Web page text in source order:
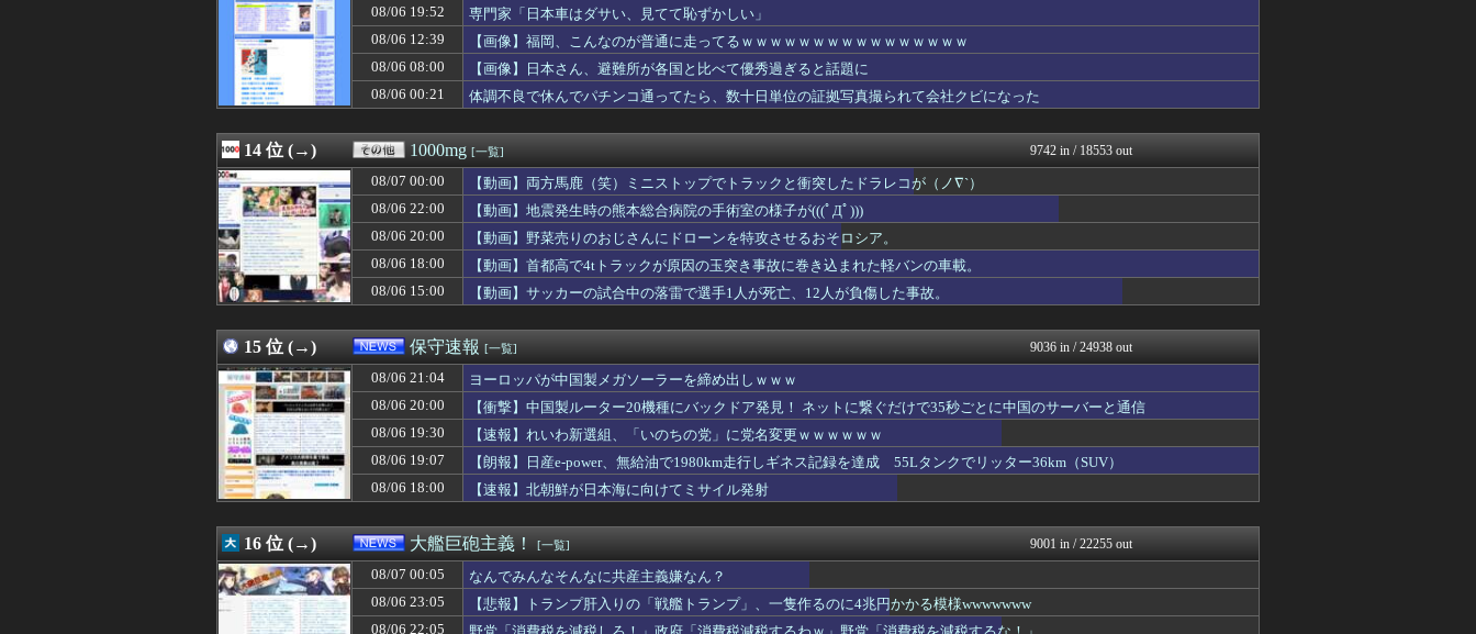
08/07 04:10
【画像】NHKに出た仙台育英の野球部JKマネージャー、ガチで可愛いぞ
08/07 04:10
【悲報】加藤小夏(おなつ)「演技中に惚れてしまった俳優がいる」
VIPPER速報
08/07 04:10
【悲報】妻の浮気、うつ病になった俺と子供に迫る危機…その理由がコレｗｗｗ
気団まとめ-噫無情-｜嫁・...
08/07 04:09
【福岡】西鉄、天神駅と薬院駅の駅構内で不審な音声（下ネタ）が流れる 第三者が不...
08/07 04:05
【画像】オタク「実際にプレイしたらわかるけどライザは友達って感じで性的な目では...
げぇ速
08/07 04:05
【画像】ボスJK、撮られるｗｗｗｗｗｗｗｗｗｗ
不思議.net - 5ch...
08/07 04:05
ケガが多かったプロ野球選手※多村仁志禁止
ツバメ速報＠ヤクルトスワロ...
08/07 04:05
【衝撃】きゃりーぱみゅぱみゅ 本名をさらりと告白
V系まとめ速報
08/07 04:05
取り放題でてんこ盛りにしてるのはまあ見かけるが持ち帰りはなしでしょう、、、
子育てちゃんねる
08/07 04:05
フラれるじゃなく、フる側の曲
08/07 04:05
【画像】エチビデ女優さん、番組の企画でハッスルしすぎてしまうｗｗｗｗｗｗ
08/07 04:03
【画像】森香澄さんのJK姿😍ｗｗ😍ｗ😍ｗｗｗ😍ｗｗｗｗｗｗ
いたしん！
08/07 04:03
【画像】元・小倉優香さん、水着グラビア復帰してシコらせにくるｗ
Zチャンネル＠VIP
08/07 04:03
【悲報】サイバーコネクトツーの松山氏、JUMP公式にブロックされるｗｗｗｗｗｗ...
08/07 04:02
三大傑作ゼルダライク「The Binding of Isaac」「ダークソウル...
08/07 04:01
【ウマ娘】アイちゃんとフサパンの水着、DKPIとDKPIが触れてる構図が良き…
ウマ娘まとめ速報うまろぐ
08/07 04:00
早食いしてる奴、マジでヤバイぞ・・・ オレ的ゲーム速報＠刃
08/06 19:52
専門家「日本車はダサい、見てて恥ずかしい」
08/06 12:39
【画像】福岡、こんなのが普通に走ってるｗｗｗｗｗｗｗｗｗｗｗｗｗｗｗｗ
08/06 08:00
【画像】日本さん、避難所が各国と比べて優秀過ぎると話題に
08/06 00:21
体調不良で休んでパチンコ通ってたら、数十日単位の証拠写真撮られて会社クビになった
14 位 (→) 1000mg [一覧] 9742 in / 18553 out
08/07 00:00
【動画】両方馬鹿（笑）ミニストップでトラックと衝突したドラレコが（ノ∇`）
08/06 22:00
【動画】地震発生時の熊本総合病院の手術室の様子が(((ﾟДﾟ)))
08/06 20:00
【動画】野菜売りのおじさんにドローンを特攻させるおそロシア。
08/06 18:00
【動画】首都高で4tトラックが原因の玉突き事故に巻き込まれた軽バンの車載。
08/06 15:00
【動画】サッカーの試合中の落雷で選手1人が死亡、12人が負傷した事故。
15 位 (→) 保守速報 [一覧] 9036 in / 24938 out
08/06 21:04
ヨーロッパが中国製メガソーラーを締め出しｗｗｗ
08/06 20:00
【衝撃】中国製ルーター20機種にバックドア発見！ ネットに繋ぐだけで35秒ごとに中国のサーバーと通信
08/06 19:30
【速報】れいわ新選組、「いのちの党」に党名変更ｗｗｗｗｗｗ
08/06 19:07
【朗報】日産e-power、無給油で1980km走行しギネス記録を達成 55Lタンクでリッター36km（SUV）
08/06 18:00
【速報】北朝鮮が日本海に向けてミサイル発射
16 位 (→) 大艦巨砲主義！ [一覧] 9001 in / 22255 out
08/07 00:05
なんでみんなそんなに共産主義嫌なん？
08/06 23:05
【悲報】トランプ肝入りの「戦艦トランプ」、一隻作るのに4兆円かかる模様wwwwwww
08/06 22:05